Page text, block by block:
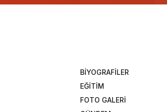
BİYOGRAFİLER
EĞİTİM
FOTO GALERİ